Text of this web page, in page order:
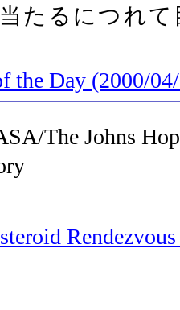
たるにつれ
the Day (2000/
The Johns